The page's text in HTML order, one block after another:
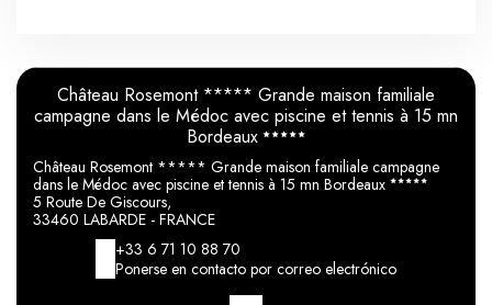
Château Rosemont ***** Grande maison familiale
campagne dans le Médoc avec piscine et tennis à 15 mn
Bordeaux
Château Rosemont ***** Grande maison familiale campagne
dans le Médoc avec piscine et tennis à 15 mn Bordeaux
5 Route De Giscours,
33460 LABARDE - FRANCE
+33 6 71 10 88 70
Ponerse en contacto por correo electrónico